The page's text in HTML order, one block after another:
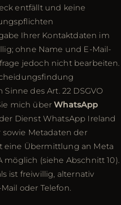
entfällt und keine
Ihrer Kontaktdaten im
ohne Name und E-Mail-
jedoch nicht bearbeiten.
des Art. 22 DSGVO
mich überWhatsApp
Dienst WhatsApp Ireland
Metadaten der
eine Übermittlung an Meta
möglich (siehe Abschnitt 10).
ist freiwillig, alternativ
oder Telefon.